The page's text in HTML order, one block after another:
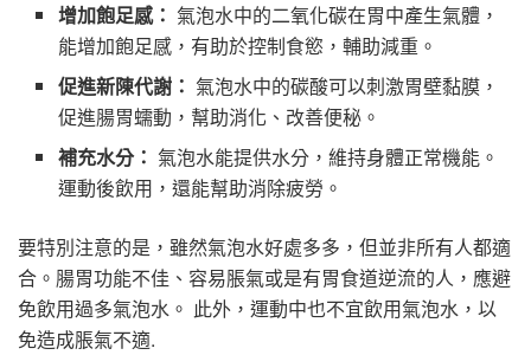
增加飽足感： 氣泡水中的二氧化碳在胃中產生氣體，
能增加飽足感，有助於控制食慾，輔助減重。
促進新陳代謝： 氣泡水中的碳酸可以刺激胃壁黏膜，
促進腸胃蠕動，幫助消化、改善便秘。
補充水分： 氣泡水能提供水分，維持身體正常機能。
運動後飲用，還能幫助消除疲勞。
要特別注意的是，雖然氣泡水好處多多，但並非所有人都適
合。腸胃功能不佳、容易脹氣或是有胃食道逆流的人，應避
免飲用過多氣泡水。 此外，運動中也不宜飲用氣泡水，以
免造成脹氣不適.